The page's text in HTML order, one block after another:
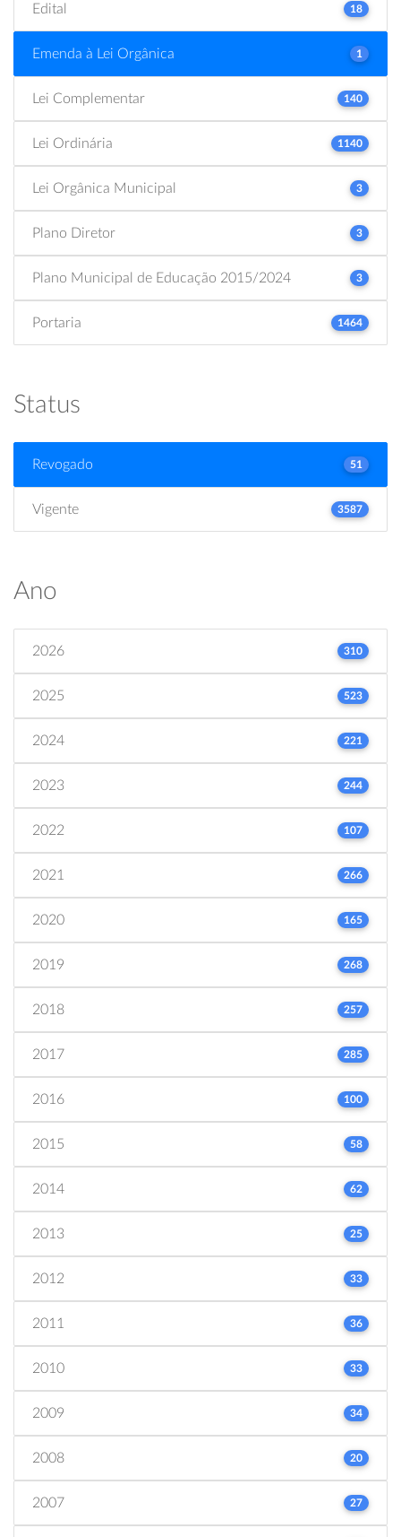
Edital 18
Emenda à Lei Orgânica 1
Lei Complementar 140
Lei Ordinária 1140
Lei Orgânica Municipal 3
Plano Diretor 3
Plano Municipal de Educação 2015/2024 3
Portaria 1464
Status
Revogado 51
Vigente 3587
Ano
2026 310
2025 523
2024 221
2023 244
2022 107
2021 266
2020 165
2019 268
2018 257
2017 285
2016 100
2015 58
2014 62
2013 25
2012 33
2011 36
2010 33
2009 34
2008 20
2007 27